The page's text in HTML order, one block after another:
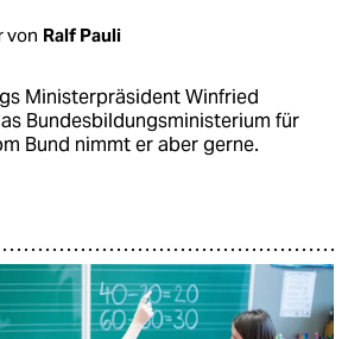
von Ralf Pauli
Ministerpräsident Winfried
Bundesbildungsministerium für
Bund nimmt er aber gerne.